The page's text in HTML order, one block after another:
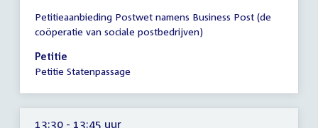
vergadering
13:15
-
13:30
Petitieaanbieding Postwet namens Business Post (de
coöperatie van sociale postbedrijven)
Petitie
Petitie Statenpassage
13:30 - 13:45 uur